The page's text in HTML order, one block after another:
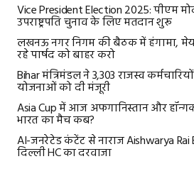
Vice President Election 2025: पीएम
उपराष्ट्रपति चुनाव के लिए मतदान शुरू
लखनऊ नगर निगम की बैठक में हंगामा,
रहे पार्षद को बाहर करो
Bihar मंत्रिमंडल ने 3,303 राजस्व
योजनाओं को दी मंजूरी
Asia Cup में आज अफगानिस्तान और
भारत का मैच कब?
AI-जनरेटेड कंटेंट से नाराज Aishwarya
दिल्ली HC का दरवाजा